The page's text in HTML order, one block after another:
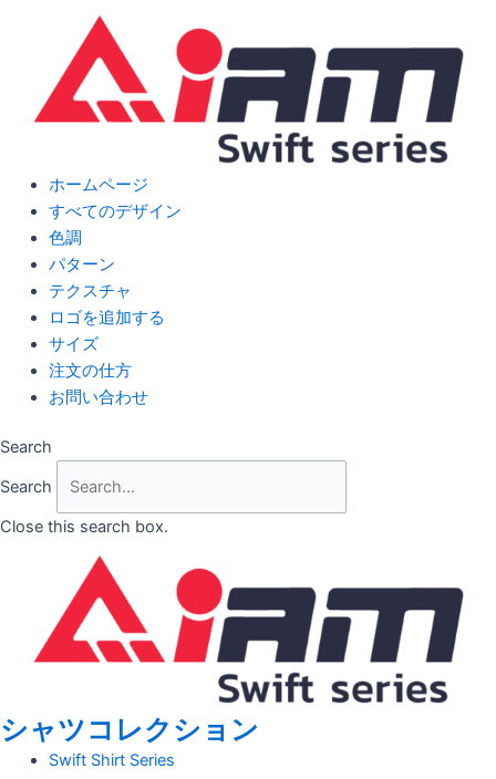
ホームページ
すべてのデザイン
色調
パターン
テクスチャ
ロゴを追加する
サイズ
注文の仕方
お問い合わせ
Search
Search
Close this search box.
シャツコレクション
Swift Shirt Series